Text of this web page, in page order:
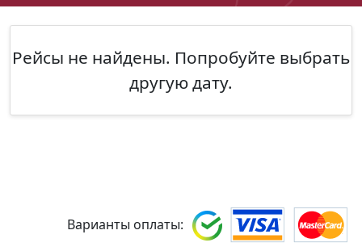
Рейсы не найдены. Попробуйте выбрать
другую дату.
Варианты оплаты: